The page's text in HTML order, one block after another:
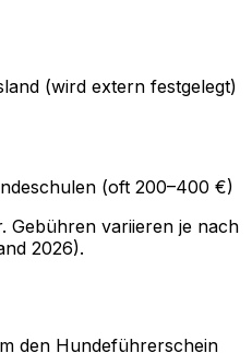
(wird extern festgelegt)
(oft 200–400 €)
Gebühren variieren je nach
2026).
den Hundeführerschein